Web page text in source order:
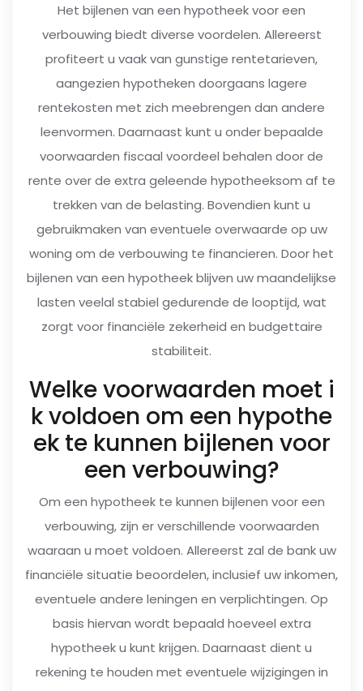
Het bijlenen van een hypotheek voor een
verbouwing biedt diverse voordelen. Allereerst
profiteert u vaak van gunstige rentetarieven,
aangezien hypotheken doorgaans lagere
rentekosten met zich meebrengen dan andere
leenvormen. Daarnaast kunt u onder bepaalde
voorwaarden fiscaal voordeel behalen door de
rente over de extra geleende hypotheeksom af te
trekken van de belasting. Bovendien kunt u
gebruikmaken van eventuele overwaarde op uw
woning om de verbouwing te financieren. Door het
bijlenen van een hypotheek blijven uw maandelijkse
lasten veelal stabiel gedurende de looptijd, wat
zorgt voor financiële zekerheid en budgettaire
stabiliteit.
Welke voorwaarden moet i
k voldoen om een hypothe
ek te kunnen bijlenen voor
een verbouwing?
Om een hypotheek te kunnen bijlenen voor een
verbouwing, zijn er verschillende voorwaarden
waaraan u moet voldoen. Allereerst zal de bank uw
financiële situatie beoordelen, inclusief uw inkomen,
eventuele andere leningen en verplichtingen. Op
basis hiervan wordt bepaald hoeveel extra
hypotheek u kunt krijgen. Daarnaast dient u
rekening te houden met eventuele wijzigingen in